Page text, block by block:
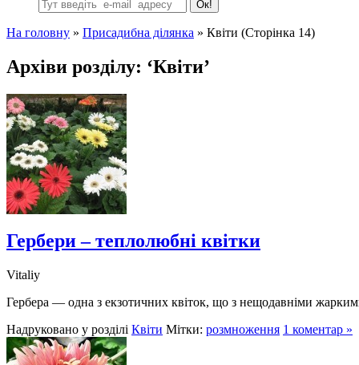
На головну » Присадибна ділянка » Квіти (Сторінка 14)
Архіви розділу: ‘Квіти’
Гербери – теплолюбні квітки
Vitaliy
Гербера — одна з екзотичних квіток, що з нещодавніми
Надруковано у розділі Квіти Мітки: розмноження 1 коментар »